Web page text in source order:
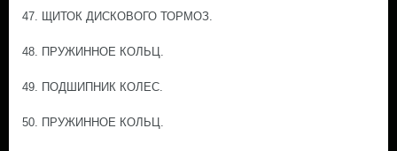
47. ЩИТОК ДИСКОВОГО ТОРМОЗ.
48. ПРУЖИННОЕ КОЛЬЦ.
49. ПОДШИПНИК КОЛЕС.
50. ПРУЖИННОЕ КОЛЬЦ.